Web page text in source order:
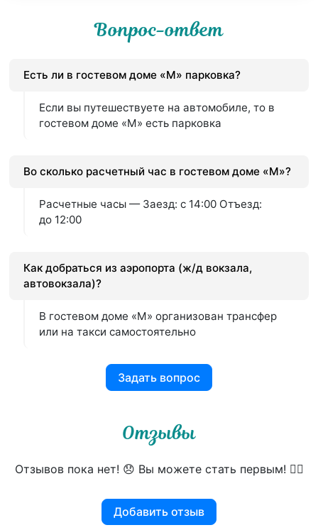
Вопрос-ответ
Есть ли в гостевом доме «М» парковка?
Если вы путешествуете на автомобиле, то в
гостевом доме «М» есть парковка
Во сколько расчетный час в гостевом доме «М»?
Расчетные часы — Заезд: с 14:00 Отъезд:
до 12:00
Как добраться из аэропорта (ж/д вокзала,
автовокзала)?
В гостевом доме «М» организован трансфер
или на такси самостоятельно
Задать вопрос
Отзывы
Отзывов пока нет! 😞 Вы можете стать первым! 👍🏻
Добавить отзыв